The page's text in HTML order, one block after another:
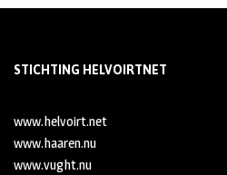
STICHTING HELVOIRTNET
www.helvoirt.net
www.haaren.nu
www.vught.nu